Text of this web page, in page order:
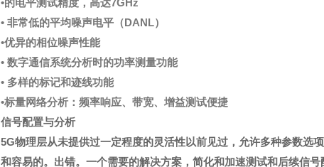
•的电平测试精度，高达7GHz
• 非常低的平均噪声电平（DANL）
•优异的相位噪声性能
• 数字通信系统分析时的功率测量功能
• 多样的标记和迹线功能
•标量网络分析：频率响应、带宽、增益测试便捷
信号配置与分析
5G物理层从未提供过一定程度的灵活性以前见过，允许多种参数选
和容易的。出错。一个需要的解决方案，简化和加速测试和后续信号